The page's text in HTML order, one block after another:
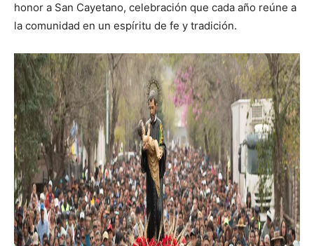
honor a San Cayetano, celebración que cada año reúne a
la comunidad en un espíritu de fe y tradición.